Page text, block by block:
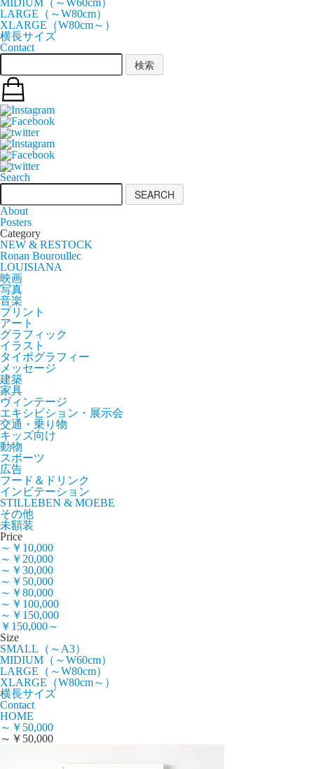
MIDIUM（～W60cm）
LARGE（～W80cm）
XLARGE（W80cm～）
横長サイズ
Contact
Search
About
Posters
Category
NEW & RESTOCK
Ronan Bouroullec
LOUISIANA
映画
写真
音楽
プリント
アート
グラフィック
イラスト
タイポグラフィー
メッセージ
建築
家具
ヴィンテージ
エキシビション・展示会
交通・乗り物
キッズ向け
動物
スポーツ
広告
フード＆ドリンク
インビテーション
STILLEBEN & MOEBE
その他
未額装
Price
～￥10,000
～￥20,000
～￥30,000
～￥50,000
～￥80,000
～￥100,000
～￥150,000
￥150,000～
Size
SMALL（～A3）
MIDIUM（～W60cm）
LARGE（～W80cm）
XLARGE（W80cm～）
横長サイズ
Contact
HOME
～￥50,000
～￥50,000